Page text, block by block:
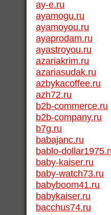
ay-e.ru
ayamogu.ru
ayamoyou.ru
ayaprodam.ru
ayastroyou.ru
azariakrim.ru
azariasudak.ru
azbykacoffee.ru
azh72.ru
b2b-commerce.ru
b2b-company.ru
b7g.ru
babajanc.ru
bablo-
baby-kaiser.ru
baby-watch73.ru
babyboom41.ru
babykaiser.ru
bacchus74.ru